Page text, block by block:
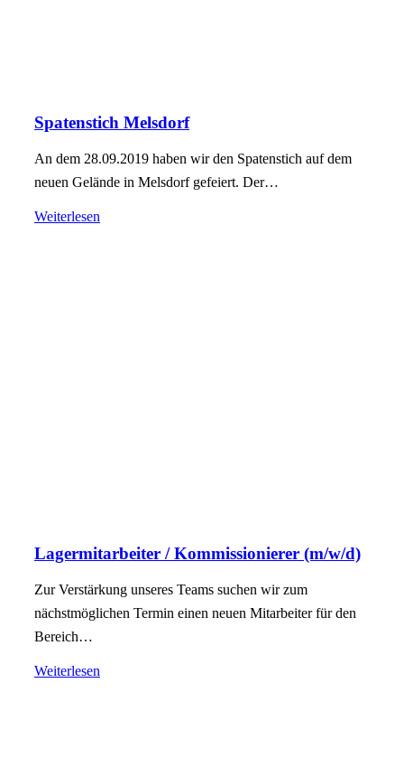
Spatenstich Melsdorf
An dem 28.09.2019 haben wir den Spatenstich auf dem
neuen Gelände in Melsdorf gefeiert. Der…
Weiterlesen
Lagermitarbeiter / Kommissionierer (m/w/d)
Zur Verstärkung unseres Teams suchen wir zum
nächstmöglichen Termin einen neuen Mitarbeiter für den
Bereich…
Weiterlesen